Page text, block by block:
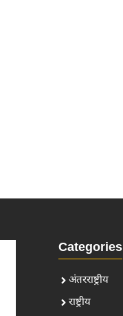
Categories
अंतरराष्ट्रीय
राष्ट्रीय